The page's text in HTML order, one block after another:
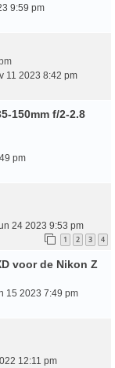
9:59 pm
11 2023 8:42 pm
150mm f/2-2.8
pm
24 2023 9:53 pm
1 2 3 4
voor de Nikon Z
15 2023 7:49 pm
12:11 pm